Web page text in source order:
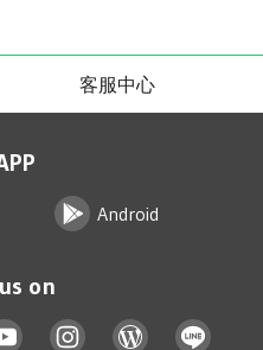
客服中心
Android
on